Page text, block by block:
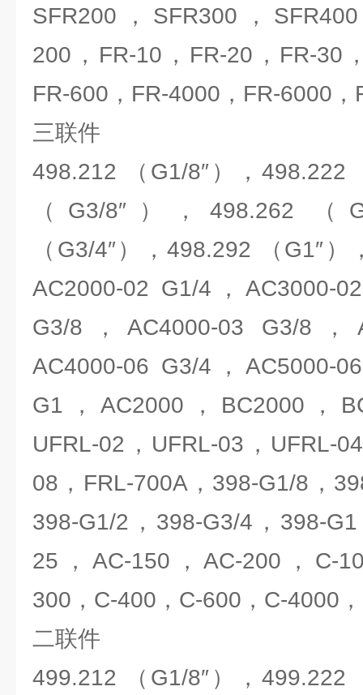
SFR200，SFR300，
200，FR-10，FR-20，FR-30
FR-600，FR-4000，FR-6000，
三联件
498.212 （G1/8″），498.222
（G3/8″），498.262 （
（G3/4″），498.292 （G1″
AC2000-02 G1/4，AC3000-
G3/8，AC4000-03 G3/8，
AC4000-06 G3/4，AC5000-
G1，AC2000，BC2000，
UFRL-02，UFRL-03，UFRL-
08，FRL-700A，398-G1/8，
398-G1/2，398-G3/4，398-
25，AC-150，AC-200，C-
300，C-400，C-600，C-4000
二联件
499.212 （G1/8″），499.222